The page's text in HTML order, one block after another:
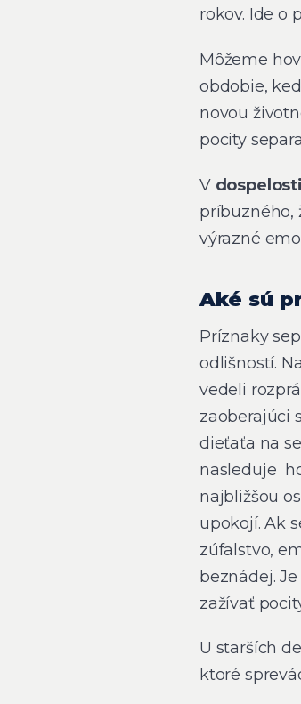
rokov. Ide o
Môžeme
obdobie,
novou
pocity
V dospelosti
príbuzného,
výrazné
Aké sú
Príznaky
odlišností.
vedeli
zaoberajúci
dieťaťa na
nasleduje
najbližšou
upokojí. Ak
zúfalstvo,
beznádej.
zažívať
U starších
ktoré